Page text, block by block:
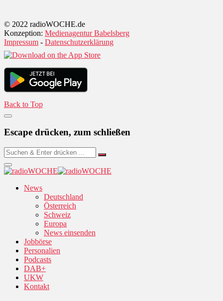
© 2022 radioWOCHE.de
Konzeption: Medienagentur Babelsberg
Impressum - Datenschutzerklärung
Back to Top
Escape drücken, zum schließen
News
Deutschland
Österreich
Schweiz
Europa
News einsenden
Jobbörse
Personalien
Podcasts
DAB+
UKW
Kontakt